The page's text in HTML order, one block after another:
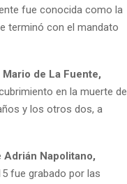
fue conocida como la
terminó con el mandato
Mario de La Fuente,
en la muerte de
y los otros dos, a
Adrián Napolitano,
fue grabado por las